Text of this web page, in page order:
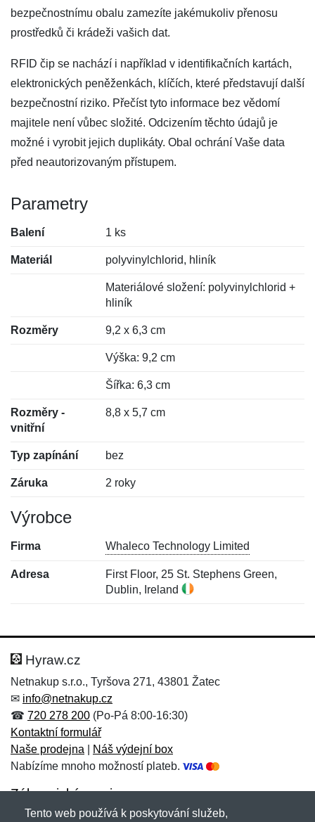
bezpečnostnímu obalu zamezíte jakémukoliv přenosu
prostředků či krádeži vašich dat.
RFID čip se nachází i například v identifikačních kartách,
elektronických peněženkách, klíčích, které představují další
bezpečnostní riziko. Přečíst tyto informace bez vědomí
majitele není vůbec složité. Odcizením těchto údajů je
možné i vyrobit jejich duplikáty. Obal ochrání Vaše data
před neautorizovaným přístupem.
Parametry
Balení 1 ks
Materiál polyvinylchlorid, hliník
Materiálové složení: polyvinylchlorid +
hliník
Rozměry 9,2 x 6,3 cm
Výška: 9,2 cm
Šířka: 6,3 cm
Rozměry -
vnitřní
8,8 x 5,7 cm
Typ zapínání bez
Záruka 2 roky
Výrobce
Firma Whaleco Technology Limited
Adresa
First Floor, 25 St. Stephens Green,
Dublin, Ireland
Hodnocení:
Jméno: *
Jméno:
E-mail:*
Hyraw.cz
Netnakup s.r.o., Tyršova 271, 43801 Žatec
✉ info@netnakup.cz
☎ 720 278 200 (Po-Pá 8:00-16:30)
Kontaktní formulář
Naše prodejna
Náš výdejní box
Nabízíme mnoho možností plateb.
Zákaznický servis
Novinky emailem
Tento web používá k poskytování služeb,